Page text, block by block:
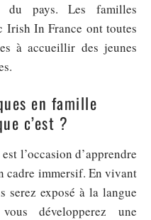
du pays. Les familles
Irish In France ont toutes
à accueillir des jeunes
en famille
c’est ?
l’occasion d’apprendre
cadre immersif. En vivant
serez exposé à la langue
développerez une